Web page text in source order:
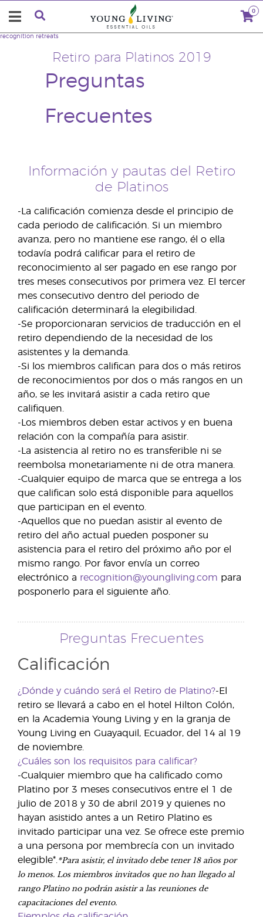
0
Retiro para Platinos 2019
Preguntas
Frecuentes
recognition retreats
Información y pautas del Retiro
de Platinos
-La calificación comienza desde el principio de
cada periodo de calificación. Si un miembro
avanza, pero no mantiene ese rango, él o ella
todavía podrá calificar para el retiro de
reconocimiento al ser pagado en ese rango por
tres meses consecutivos por primera vez. El tercer
mes consecutivo dentro del periodo de
calificación determinará la elegibilidad.
-Se proporcionaran servicios de traducción en el
retiro dependiendo de la necesidad de los
asistentes y la demanda.
-Si los miembros califican para dos o más retiros
de reconocimientos por dos o más rangos en un
año, se les invitará asistir a cada retiro que
califiquen.
-Los miembros deben estar activos y en buena
relación con la compañía para asistir.
-La asistencia al retiro no es transferible ni se
reembolsa monetariamente ni de otra manera.
-Cualquier equipo de marca que se entrega a los
que califican solo está disponible para aquellos
que participan en el evento.
-Aquellos que no puedan asistir al evento de
retiro del año actual pueden posponer su
asistencia para el retiro del próximo año por el
mismo rango. Por favor envía un correo
electrónico a recognition@youngliving.com para
posponerlo para el siguiente año.
Preguntas Frecuentes
Calificación
¿Dónde y cuándo será el Retiro de Platino?-El
retiro se llevará a cabo en el hotel Hilton Colón,
en la Academia Young Living y en la granja de
Young Living en Guayaquil, Ecuador, del 14 al 19
de noviembre.
¿Cuáles son los requisitos para calificar?
-Cualquier miembro que ha calificado como
Platino por 3 meses consecutivos entre el 1 de
julio de 2018 y 30 de abril 2019 y quienes no
hayan asistido antes a un Retiro Platino es
invitado participar una vez. Se ofrece este premio
a una persona por membrecía con un invitado
elegible*. *Para asistir, el invitado debe tener 18 años por
lo menos. Los miembros invitados que no han llegado al
rango Platino no podrán asistir a las reuniones de
capacitaciones del evento.